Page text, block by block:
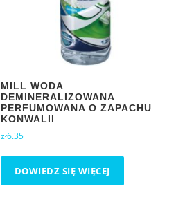
MILL WODA
DEMINERALIZOWANA
PERFUMOWANA O ZAPACHU
KONWALII
zł6.35
DOWIEDZ SIĘ WIĘCEJ